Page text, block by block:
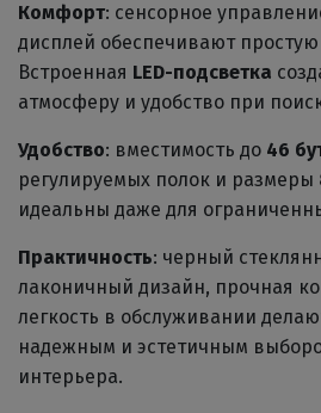
Комфорт: сенсорное
дисплей обеспечивают простую
Встроенная LED-подсветка
атмосферу и удобство при
Удобство: вместимость до 46
регулируемых полок и размеры
идеальны даже для
Практичность: черный
лаконичный дизайн, прочная
легкость в обслуживании
надежным и эстетичным
интерьера.